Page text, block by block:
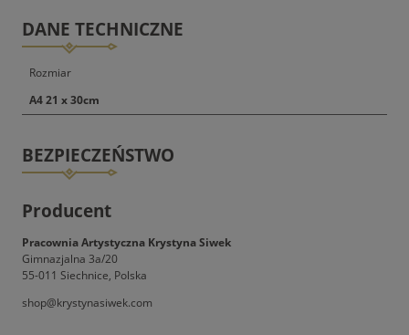
DANE TECHNICZNE
Rozmiar
A4 21 x 30cm
BEZPIECZEŃSTWO
Producent
Pracownia Artystyczna Krystyna Siwek
Gimnazjalna 3a/20
55-011 Siechnice, Polska
shop@krystynasiwek.com